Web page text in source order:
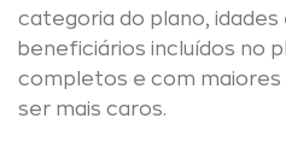
categoria do plano, idades
beneficiários incluídos no
completos e com
ser mais caros.